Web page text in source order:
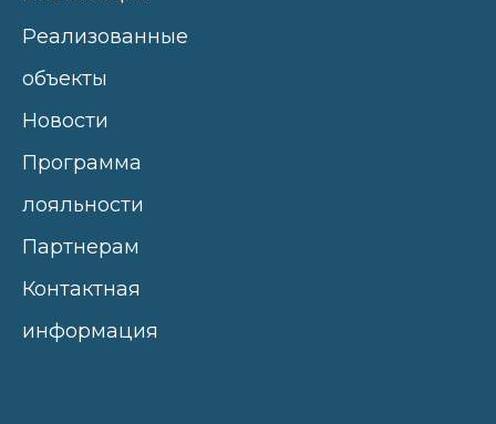
Реализованные
объекты
Новости
Программа
лояльности
Партнерам
Контактная
информация